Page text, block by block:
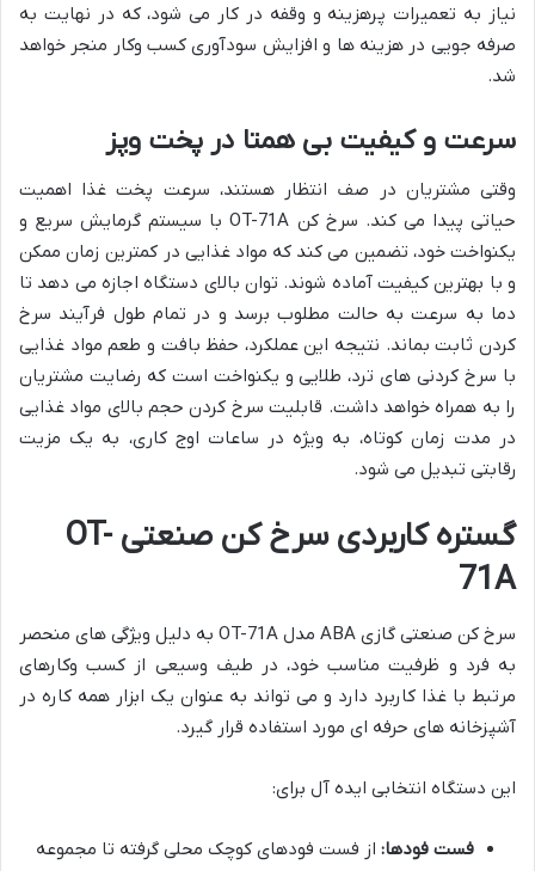
نیاز به تعمیرات پرهزینه و وقفه در کار می شود، که در نهایت به
صرفه جویی در هزینه ها و افزایش سودآوری کسب وکار منجر خواهد
شد.
سرعت و کیفیت بی همتا در پخت وپز
وقتی مشتریان در صف انتظار هستند، سرعت پخت غذا اهمیت
حیاتی پیدا می کند. سرخ کن OT-71A با سیستم گرمایش سریع و
یکنواخت خود، تضمین می کند که مواد غذایی در کمترین زمان ممکن
و با بهترین کیفیت آماده شوند. توان بالای دستگاه اجازه می دهد تا
دما به سرعت به حالت مطلوب برسد و در تمام طول فرآیند سرخ
کردن ثابت بماند. نتیجه این عملکرد، حفظ بافت و طعم مواد غذایی
با سرخ کردنی های ترد، طلایی و یکنواخت است که رضایت مشتریان
را به همراه خواهد داشت. قابلیت سرخ کردن حجم بالای مواد غذایی
در مدت زمان کوتاه، به ویژه در ساعات اوج کاری، به یک مزیت
رقابتی تبدیل می شود.
گستره کاربردی سرخ کن صنعتی OT-
71A
سرخ کن صنعتی گازی ABA مدل OT-71A به دلیل ویژگی های منحصر
به فرد و ظرفیت مناسب خود، در طیف وسیعی از کسب وکارهای
مرتبط با غذا کاربرد دارد و می تواند به عنوان یک ابزار همه کاره در
آشپزخانه های حرفه ای مورد استفاده قرار گیرد.
این دستگاه انتخابی ایده آل برای:
فست فودها: از فست فودهای کوچک محلی گرفته تا مجموعه